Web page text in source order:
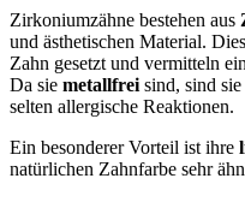
Zirkoniumzähne bestehen aus
und ästhetischen Material.
Zahn gesetzt und vermitteln
Da sie metallfrei sind, sind
selten allergische Reaktionen.
Ein besonderer Vorteil ist ihre
natürlichen Zahnfarbe sehr